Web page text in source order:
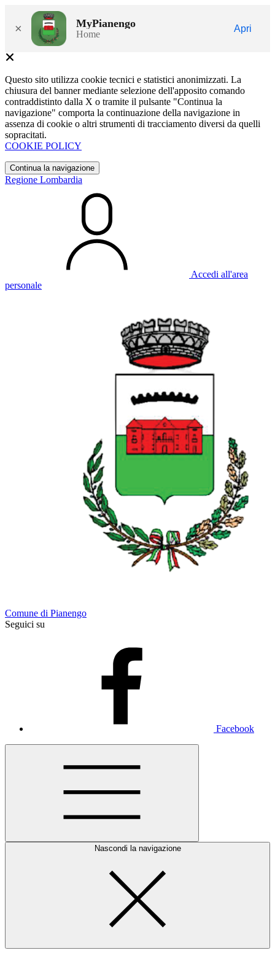
× MyPianengo
Home
Apri
Questo sito utilizza cookie tecnici e statistici anonimizzati. La
chiusura del banner mediante selezione dell'apposito comando
contraddistinto dalla X o tramite il pulsante "Continua la
navigazione" comporta la continuazione della navigazione in
assenza di cookie o altri strumenti di tracciamento diversi da quelli
sopracitati.
COOKIE POLICY
Continua la navigazione
Regione Lombardia
Accedi all'area
personale
Comune di Pianengo
Seguici su
Facebook
Nascondi la navigazione